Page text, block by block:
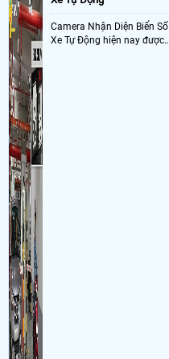
Camera Nhận Diện Biển Số
Xe Tự Động hiện nay được